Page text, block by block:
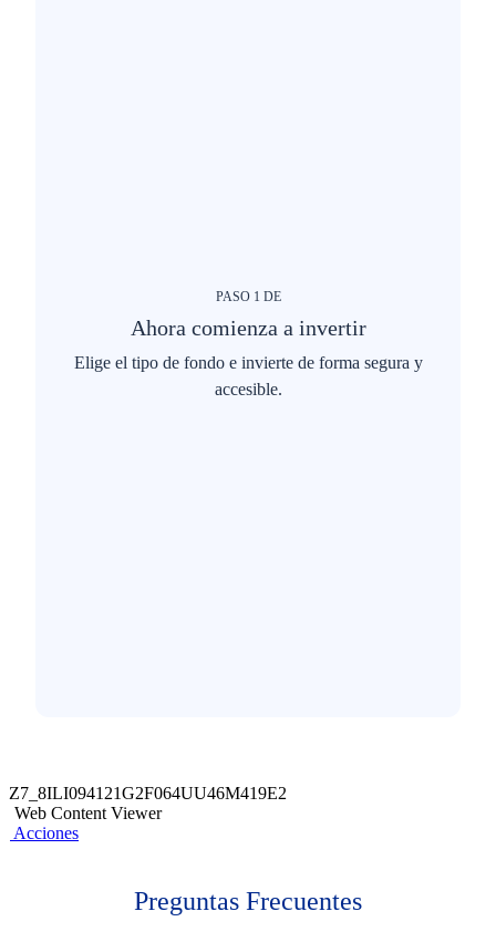
PASO 1 DE
Ahora comienza a invertir
Elige el tipo de fondo e invierte de forma segura y
accesible.
Z7_8ILI094121G2F064UU46M419E2
Web Content Viewer
Acciones
Preguntas Frecuentes